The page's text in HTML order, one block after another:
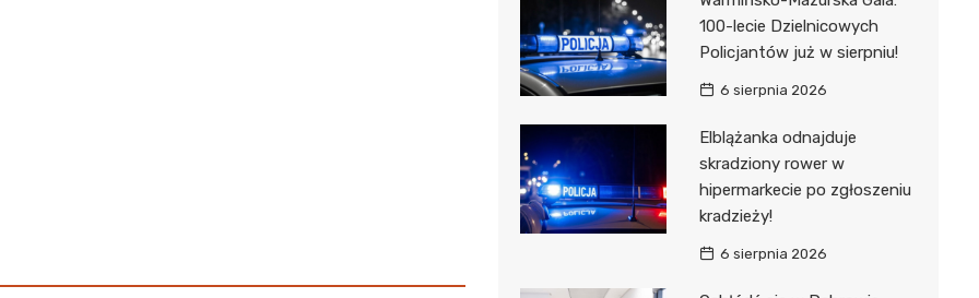
Księgarnia
Urząd Skarbowy
100-lecie Dzielnicowych
Policjantów już w sierpniu!
6 sierpnia 2026
Elblążanka odnajduje
skradziony rower w
hipermarkecie po zgłoszeniu
kradzieży!
6 sierpnia 2026